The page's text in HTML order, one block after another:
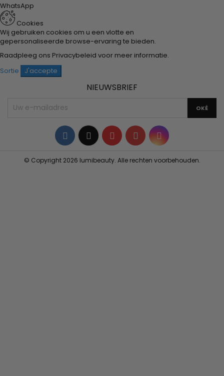
WhatsApp
Cookies
Wij gebruiken cookies om u een vlotte en
gepersonaliseerde browse-ervaring te bieden.
Raadpleeg ons Privacybeleid voor meer informatie.
Sortie
J'accepte
NIEUWSBRIEF
Facebook
TwitterYouTubePinterestInstagram
© Copyright 2026 lumibeauty. Alle rechten voorbehouden.